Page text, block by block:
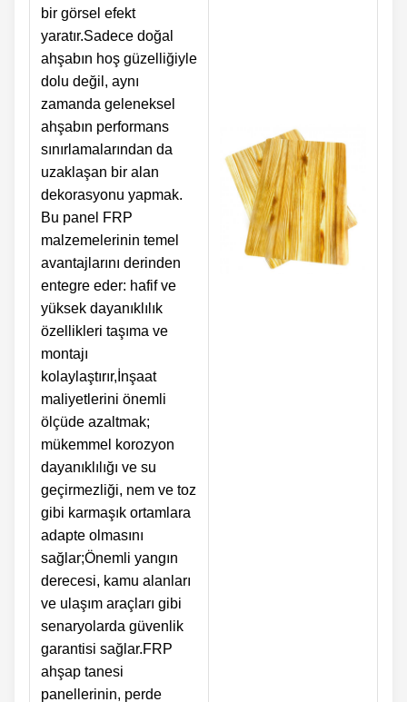
bir görsel efekt
yaratır.Sadece doğal
ahşabın hoş güzelliğiyle
dolu değil, aynı
zamanda geleneksel
ahşabın performans
sınırlamalarından da
uzaklaşan bir alan
dekorasyonu yapmak.
Bu panel FRP
malzemelerinin temel
avantajlarını derinden
entegre eder: hafif ve
yüksek dayanıklılık
özellikleri taşıma ve
montajı
kolaylaştırır,İnşaat
maliyetlerini önemli
ölçüde azaltmak;
mükemmel korozyon
dayanıklılığı ve su
geçirmezliği, nem ve toz
gibi karmaşık ortamlara
adapte olmasını
sağlar;Önemli yangın
derecesi, kamu alanları
ve ulaşım araçları gibi
senaryolarda güvenlik
garantisi sağlar.FRP
ahşap tanesi
panellerinin, perde